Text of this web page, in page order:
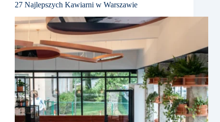
27 Najlepszych Kawiarni w Warszawie